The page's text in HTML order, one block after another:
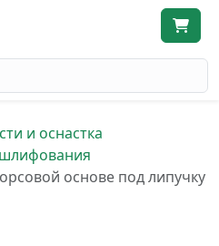
и оснастка
основе под липучку